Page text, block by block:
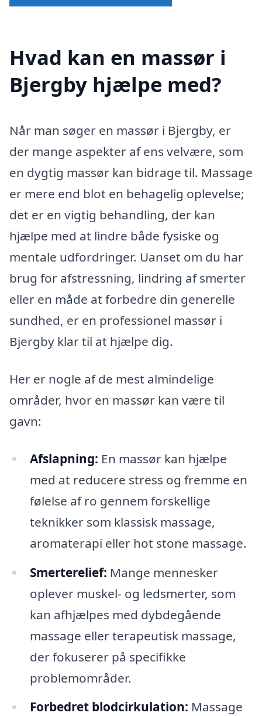
Hvad kan en massør i
Bjergby hjælpe med?
Når man søger en massør i Bjergby, er
der mange aspekter af ens velvære, som
en dygtig massør kan bidrage til. Massage
er mere end blot en behagelig oplevelse;
det er en vigtig behandling, der kan
hjælpe med at lindre både fysiske og
mentale udfordringer. Uanset om du har
brug for afstressning, lindring af smerter
eller en måde at forbedre din generelle
sundhed, er en professionel massør i
Bjergby klar til at hjælpe dig.
Her er nogle af de mest almindelige
områder, hvor en massør kan være til
gavn:
Afslapning: En massør kan hjælpe
med at reducere stress og fremme en
følelse af ro gennem forskellige
teknikker som klassisk massage,
aromaterapi eller hot stone massage.
Smerterelief: Mange mennesker
oplever muskel- og ledsmerter, som
kan afhjælpes med dybdegående
massage eller terapeutisk massage,
der fokuserer på specifikke
problemområder.
Forbedret blodcirkulation: Massage